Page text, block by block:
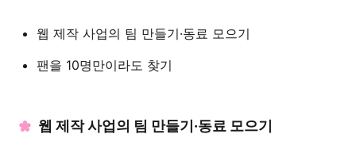
웹 제작 사업의 팀 만들기·동료 모으기
팬을 10명만이라도 찾기
웹 제작 사업의 팀 만들기·동료 모으기